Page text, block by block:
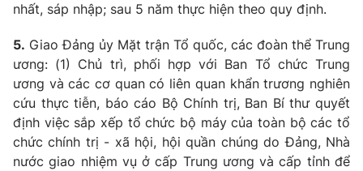
nhất, sáp nhập; sau 5 năm thực hiện theo quy định.
5. Giao Đảng ủy Mặt trận Tổ quốc, các đoàn thể Trung
ương: (1) Chủ trì, phối hợp với Ban Tổ chức Trung
ương và các cơ quan có liên quan khẩn trương nghiên
cứu thực tiễn, báo cáo Bộ Chính trị, Ban Bí thư quyết
định việc sắp xếp tổ chức bộ máy của toàn bộ các tổ
chức chính trị - xã hội, hội quần chúng do Đảng, Nhà
nước giao nhiệm vụ ở cấp Trung ương và cấp tỉnh để